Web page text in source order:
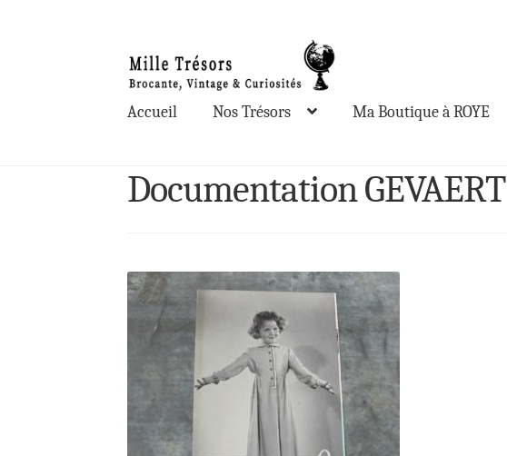
à
la
navigation
au
contenu
Accueil Nos Trésors Ma Boutique à ROYE
Documentation GEVAERT